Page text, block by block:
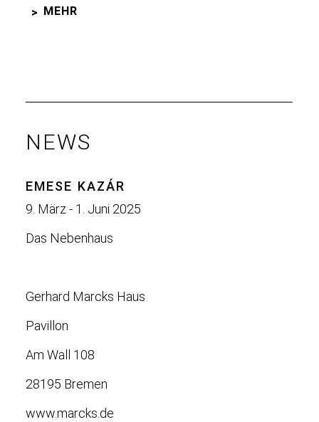
MEHR
NEWS
EMESE KAZÁR
9. März - 1. Juni 2025
Das Nebenhaus
Gerhard Marcks Haus
Pavillon
Am Wall 108
28195 Bremen
www.marcks.de